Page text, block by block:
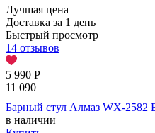
Лучшая цена
Доставка за 1 день
Быстрый просмотр
14 отзывов
5 990 Р
11 090
Барный стул Алмаз WX-2582
в наличии